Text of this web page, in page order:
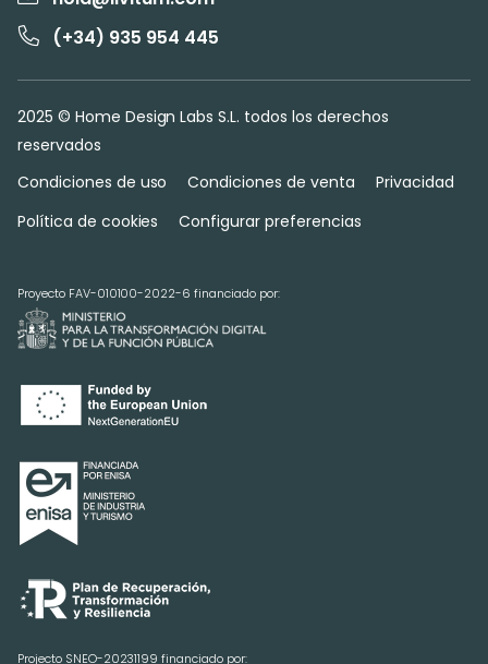
(+34) 935 954 445
2025 © Home Design Labs S.L. todos los derechos
reservados
Condiciones de uso
Condiciones de venta
Privacidad
Política de cookies
Configurar preferencias
Proyecto FAV-010100-2022-6 financiado por:
Projecto SNEO-20231199 financiado por: